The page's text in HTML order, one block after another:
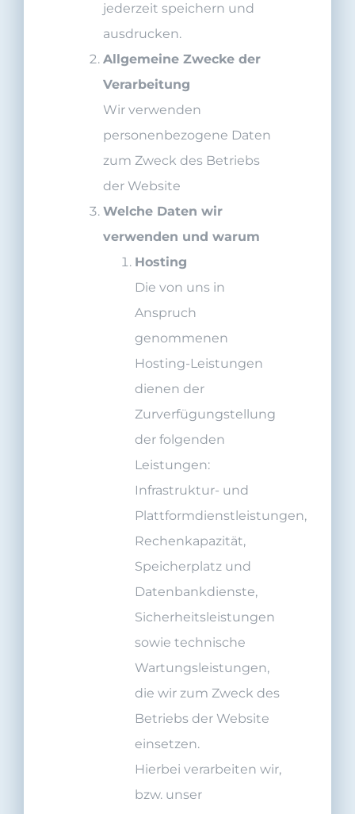
jederzeit speichern und
ausdrucken.
Allgemeine Zwecke der
Verarbeitung
Wir verwenden
personenbezogene Daten
zum Zweck des Betriebs
der Website
Welche Daten wir
verwenden und warum
Hosting
Die von uns in
Anspruch
genommenen
Hosting-Leistungen
dienen der
Zurverfügungstellung
der folgenden
Leistungen:
Infrastruktur- und
Plattformdienstleistungen,
Rechenkapazität,
Speicherplatz und
Datenbankdienste,
Sicherheitsleistungen
sowie technische
Wartungsleistungen,
die wir zum Zweck des
Betriebs der Website
einsetzen.
Hierbei verarbeiten wir,
bzw. unser